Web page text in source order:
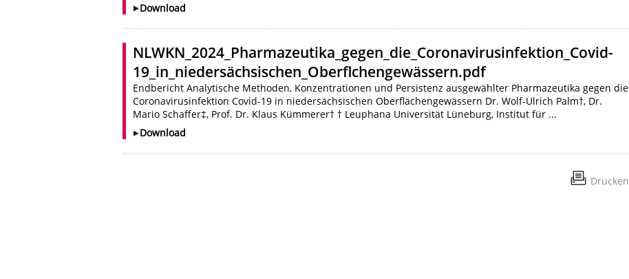
Download
NLWKN_2024_Pharmazeutika_gegen_die_Coronavirusinfektion_Covid-
19_in_niedersächsischen_Oberflchengewässern.pdf
Endbericht Analytische Methoden, Konzentrationen und Persistenz ausgewählter Pharmazeutika gegen die
Coronavirusinfektion Covid-19 in niedersächsischen Oberflächengewässern Dr. Wolf-Ulrich Palm†, Dr.
Mario Schaffer‡, Prof. Dr. Klaus Kümmerer† † Leuphana Universität Lüneburg, Institut für ...
Download
Drucken